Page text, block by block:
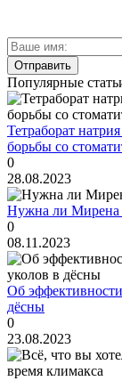
Популярные
Тетраборат
борьбы со
0
28.08.2023
Нужна ли Мирена
0
08.11.2023
Об
дёсны
0
23.08.2023